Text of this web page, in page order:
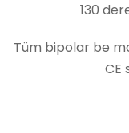
130
Tüm bipolar be
CE